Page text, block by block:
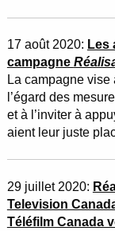
17 août 2020: Les
campagne
La campagne
l’égard des
et à l’inviter à
aient leur juste
29 juillet 2020:
Television
Téléfilm Canada